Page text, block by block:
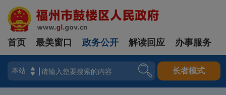
登录
首页 最美窗口 政务公开 解读回应 办事服务
长者模式